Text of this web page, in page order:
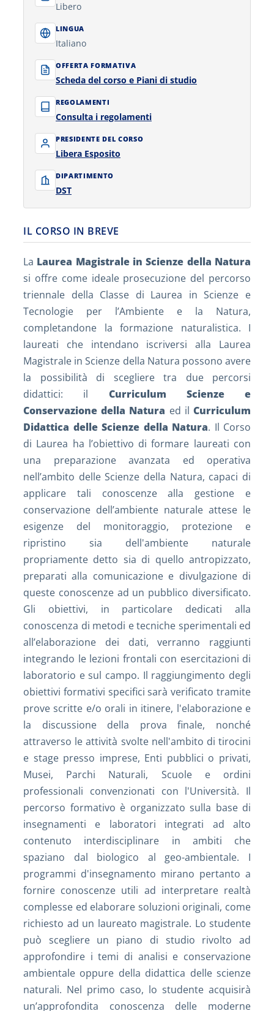
Libero
LINGUA
Italiano
OFFERTA FORMATIVA
Scheda del corso e Piani di studio
REGOLAMENTI
Consulta i regolamenti
PRESIDENTE DEL CORSO
Libera Esposito
DIPARTIMENTO
DST
IL CORSO IN BREVE
La Laurea Magistrale in Scienze della Natura
si offre come ideale prosecuzione del percorso
triennale della Classe di Laurea in Scienze e
Tecnologie per l’Ambiente e la Natura,
completandone la formazione naturalistica. I
laureati che intendano iscriversi alla Laurea
Magistrale in Scienze della Natura possono avere
la possibilità di scegliere tra due percorsi
didattici: il Curriculum Scienze e
Conservazione della Natura ed ilCurriculum
Didattica delle Scienze della Natura. Il Corso
di Laurea ha l’obiettivo di formare laureati con
una preparazione avanzata ed operativa
nell’ambito delle Scienze della Natura, capaci di
applicare tali conoscenze alla gestione e
conservazione dell’ambiente naturale attese le
esigenze del monitoraggio, protezione e
ripristino sia dell'ambiente naturale
propriamente detto sia di quello antropizzato,
preparati alla comunicazione e divulgazione di
queste conoscenze ad un pubblico diversificato.
Gli obiettivi, in particolare dedicati alla
conoscenza di metodi e tecniche sperimentali ed
all’elaborazione dei dati, verranno raggiunti
integrando le lezioni frontali con esercitazioni di
laboratorio e sul campo. Il raggiungimento degli
obiettivi formativi specifici sarà verificato tramite
prove scritte e/o orali in itinere, l'elaborazione e
la discussione della prova finale, nonché
attraverso le attività svolte nell'ambito di tirocini
e stage presso imprese, Enti pubblici o privati,
Musei, Parchi Naturali, Scuole e ordini
professionali convenzionati con l'Università. Il
percorso formativo è organizzato sulla base di
insegnamenti e laboratori integrati ad alto
contenuto interdisciplinare in ambiti che
spaziano dal biologico al geo-ambientale. I
programmi d'insegnamento mirano pertanto a
fornire conoscenze utili ad interpretare realtà
complesse ed elaborare soluzioni originali, come
richiesto ad un laureato magistrale. Lo studente
può scegliere un piano di studio rivolto ad
approfondire i temi di analisi e conservazione
ambientale oppure della didattica delle scienze
naturali. Nel primo caso, lo studente acquisirà
un’approfondita conoscenza delle moderne